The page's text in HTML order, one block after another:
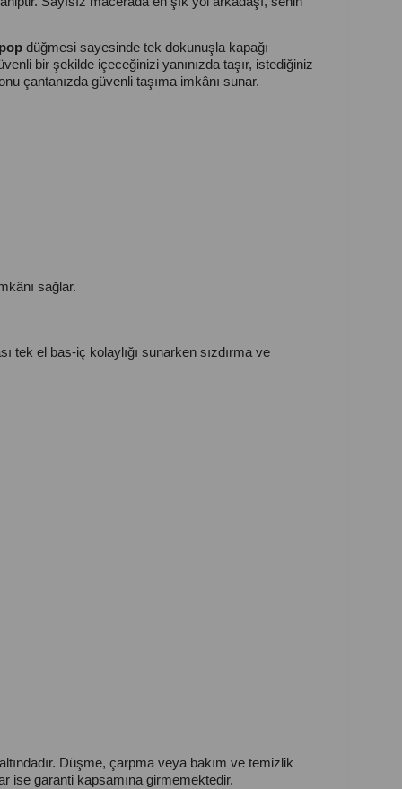
düğmesi sayesinde tek dokunuşla kapağı
bir şekilde içeceğinizi yanınızda taşır, istediğiniz
çantanızda güvenli taşıma imkânı sunar.
sağlar.
tek el bas-iç kolaylığı sunarken sızdırma ve
Düşme, çarpma veya bakım ve temizlik
ise garanti kapsamına girmemektedir.